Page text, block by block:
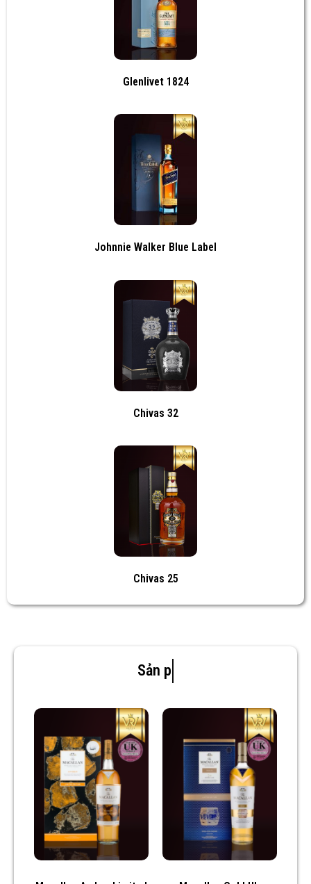
Glenlivet 1824
Johnnie Walker Blue Label
Chivas 32
Chivas 25
Sản phẩm mới